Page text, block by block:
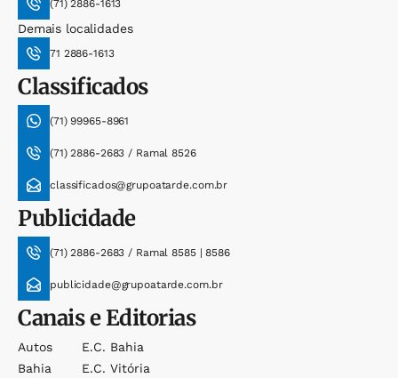
(71) 2886-1613
Demais localidades
71 2886-1613
Classificados
(71) 99965-8961
(71) 2886-2683 / Ramal 8526
classificados@grupoatarde.com.br
Publicidade
(71) 2886-2683 / Ramal 8585 | 8586
publicidade@grupoatarde.com.br
Canais e Editorias
Autos
Bahia
E.c. Bahia
E.c. Vitória